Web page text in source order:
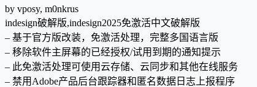
by vposy, m0nkrus
indesign破解版,indesign2025免激活中文破解版
– 基于官方版改装，免激活处理，完整多国语言版
– 移除软件主屏幕的已经授权/试用到期的通知提示
– 此免激活处理可使用云存储、云同步和其他在线服务
– 禁用Adobe产品后台跟踪器和匿名数据日志上报程序